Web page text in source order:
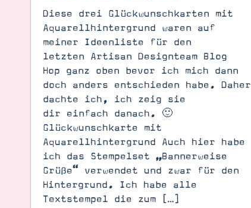
Diese drei Glückwunschkarten mit
Aquarellhintergrund waren auf
meiner Ideenliste für den
letzten Artisan Designteam Blog
Hop ganz oben bevor ich mich dann
doch anders entschieden habe. Daher
dachte ich, ich zeig sie
dir einfach danach. 🙂
Glückwunschkarte mit
Aquarellhintergrund Auch hier habe
ich das Stempelset „Bannerweise
Grüße“ verwendet und zwar für den
Hintergrund. Ich habe alle
Textstempel die zum […]